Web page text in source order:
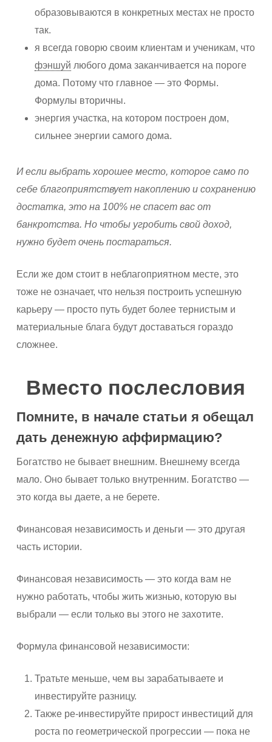
образовываются в конкретных местах не просто
так.
я всегда говорю своим клиентам и ученикам, что
фэншуй любого дома заканчивается на пороге
дома. Потому что главное — это Формы.
Формулы вторичны.
энергия участка, на котором построен дом,
сильнее энергии самого дома.
И если выбрать хорошее место, которое само по
себе благоприятствует накоплению и сохранению
достатка, это на 100% не спасет вас от
банкротства. Но чтобы угробить свой доход,
нужно будет очень постараться.
Если же дом стоит в неблагоприятном месте, это
тоже не означает, что нельзя построить успешную
карьеру — просто путь будет более тернистым и
материальные блага будут доставаться гораздо
сложнее.
Вместо послесловия
Помните, в начале статьи я обещал
дать денежную аффирмацию?
Богатство не бывает внешним. Внешнему всегда
мало. Оно бывает только внутренним. Богатство —
это когда вы даете, а не берете.
Финансовая независимость и деньги — это другая
часть истории.
Финансовая независимость — это когда вам не
нужно работать, чтобы жить жизнью, которую вы
выбрали — если только вы этого не захотите.
Формула финансовой независимости:
Тратьте меньше, чем вы зарабатываете и
инвестируйте разницу.
Также ре-инвестируйте прирост инвестиций для
роста по геометрической прогрессии — пока не